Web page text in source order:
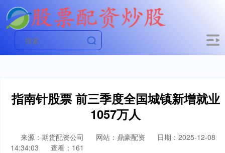
指南针股票 前三季度全国城镇新增就业
1057万人
来源：期货配资公司 网站：鼎豪配资
日期：2025-12-08
14:34:03
查看：161